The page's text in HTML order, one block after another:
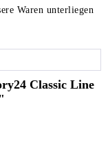
Waren unterliegen
Classic Line